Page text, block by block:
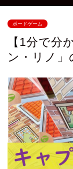
ボードゲーム
【1分で分
ン・リノ」